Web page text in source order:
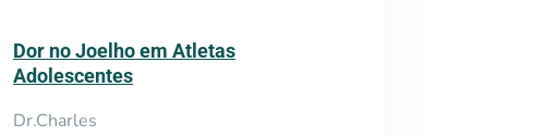
Dor no Joelho em Atletas
Adolescentes
Dr.Charles